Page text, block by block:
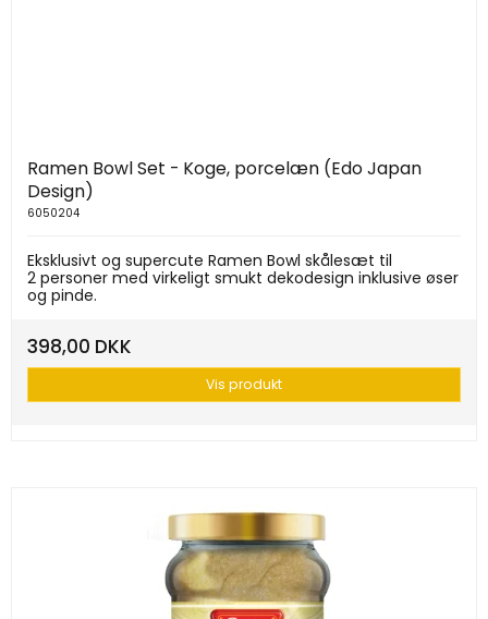
Ramen Bowl Set - Koge, porcelæn (Edo Japan
Design)
6050204
Eksklusivt og supercute Ramen Bowl skålesæt til
2 personer med virkeligt smukt dekodesign inklusive øser
og pinde.
398,00 DKK
Vis produkt